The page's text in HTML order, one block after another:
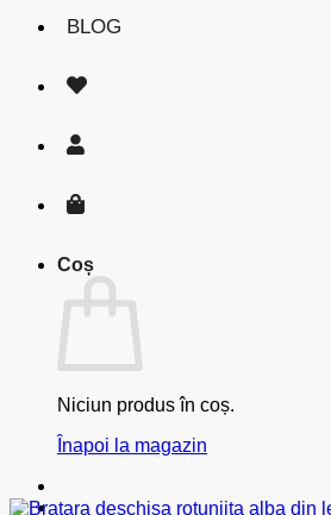
BLOG
Coș
Niciun produs în coș.
Înapoi la magazin